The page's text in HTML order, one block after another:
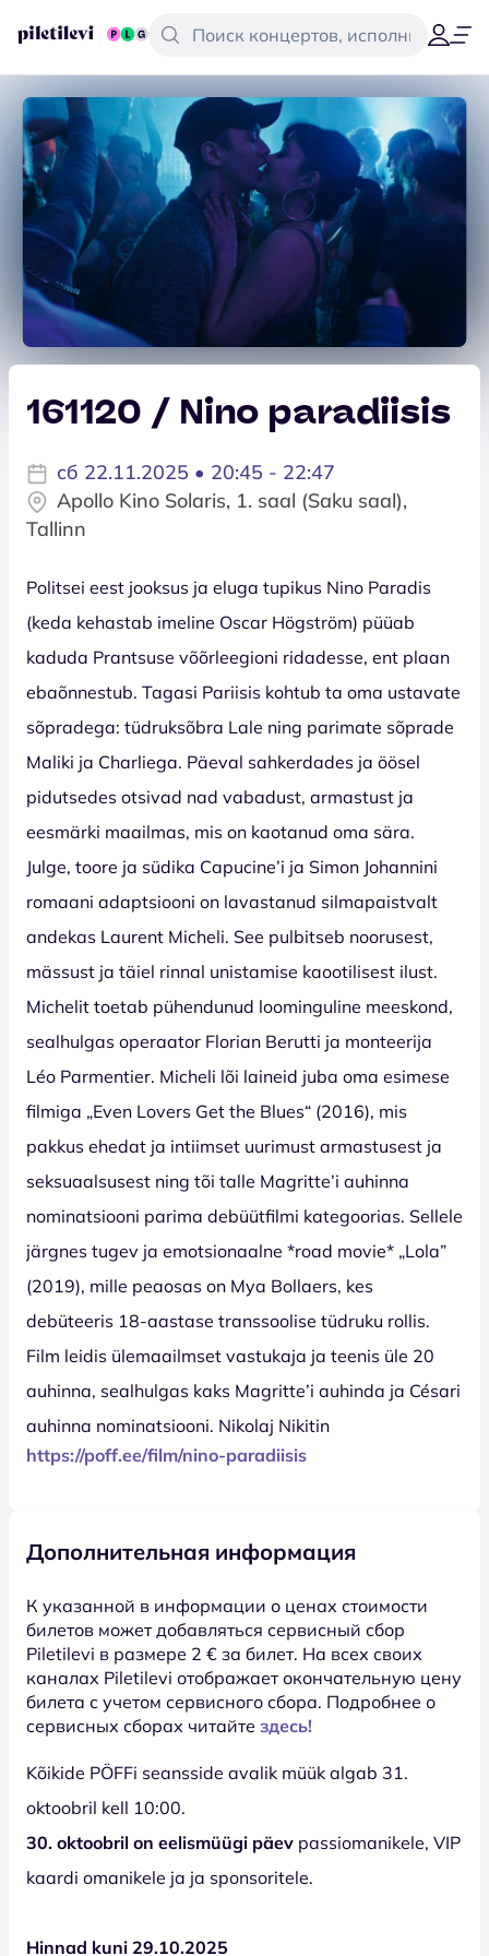
161120 / Nino paradiisis
сб 22.11.2025 • 20:45 - 22:47
Apollo Kino Solaris, 1. saal (Saku saal),
Tallinn
Politsei eest jooksus ja eluga tupikus Nino Paradis
(keda kehastab imeline Oscar Högström) püüab
kaduda Prantsuse võõrleegioni ridadesse, ent plaan
ebaõnnestub. Tagasi Pariisis kohtub ta oma ustavate
sõpradega: tüdruksõbra Lale ning parimate sõprade
Maliki ja Charliega. Päeval sahkerdades ja öösel
pidutsedes otsivad nad vabadust, armastust ja
eesmärki maailmas, mis on kaotanud oma sära.
Julge, toore ja südika Capucine’i ja Simon Johannini
romaani adaptsiooni on lavastanud silmapaistvalt
andekas Laurent Micheli. See pulbitseb noorusest,
mässust ja täiel rinnal unistamise kaootilisest ilust.
Michelit toetab pühendunud loominguline meeskond,
sealhulgas operaator Florian Berutti ja monteerija
Léo Parmentier. Micheli lõi laineid juba oma esimese
filmiga „Even Lovers Get the Blues“ (2016), mis
pakkus ehedat ja intiimset uurimust armastusest ja
seksuaalsusest ning tõi talle Magritte’i auhinna
nominatsiooni parima debüütfilmi kategoorias. Sellele
järgnes tugev ja emotsionaalne *road movie* „Lola”
(2019), mille peaosas on Mya Bollaers, kes
debüteeris 18-aastase transsoolise tüdruku rollis.
Film leidis ülemaailmset vastukaja ja teenis üle 20
auhinna, sealhulgas kaks Magritte’i auhinda ja Césari
auhinna nominatsiooni. Nikolaj Nikitin
https://poff.ee/film/nino-paradiisis
Дополнительная информация
К указанной в информации о ценах стоимости
билетов может добавляться сервисный сбор
Piletilevi в размере 2 € за билет. На всех своих
каналах Piletilevi отображает окончательную цену
билета с учетом сервисного сбора. Подробнее о
сервисных сборах читайте здесь!
Kõikide PÖFFi seansside avalik müük algab 31.
oktoobril kell 10:00.
30. oktoobril on eelismüügi päev passiomanikele, VIP
kaardi omanikele ja ja sponsoritele.
Hinnad kuni 29.10.2025